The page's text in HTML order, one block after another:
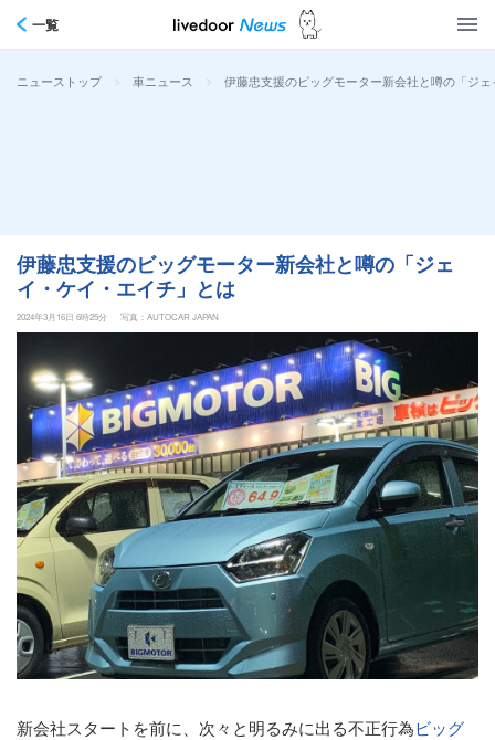
一覧
ニューストップ > 車ニュース > 伊藤忠支援のビッグモーター新会社と噂の「ジ
伊藤忠支援のビッグモーター新会社と噂の「ジェ
イ・ケイ・エイチ」とは
2024年3月16日 6時25分 写真：AUTOCAR JAPAN
新会社スタートを前に、次々と明るみに出る不正行為ビッグ